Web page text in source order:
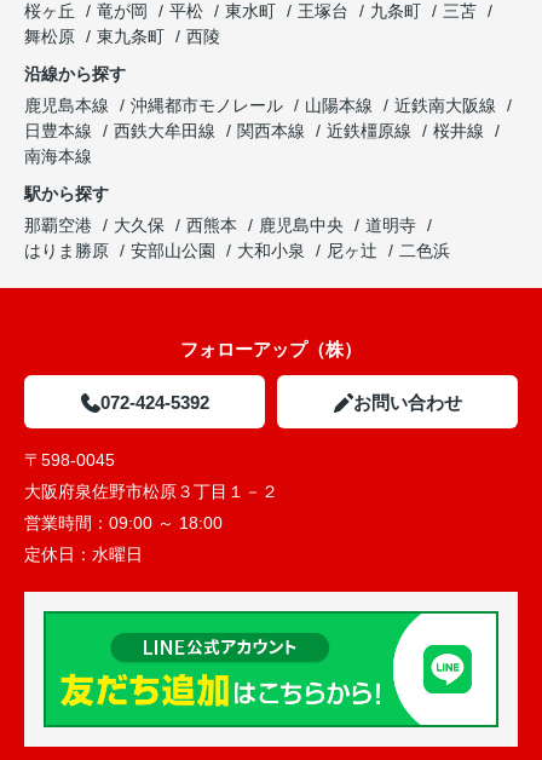
桜ヶ丘
竜が岡 平松 東水町 王塚台 九条町
三苫
舞松原
東九条町
西陵
沿線から探す
鹿児島本線
沖縄都市モノレール 山陽本線
近鉄南大阪線
日豊本線
西鉄大牟田線 関西本線 近鉄橿原線
桜井線
南海本線
駅から探す
那覇空港
大久保 西熊本 鹿児島中央
道明寺
はりま勝原
安部山公園 大和小泉 尼ヶ辻 二色浜
フォローアップ（株）
072-424-5392 お問い合わせ
〒598-0045
大阪府泉佐野市松原３丁目１－２
営業時間： 09:00 ～ 18:00
定休日： 水曜日